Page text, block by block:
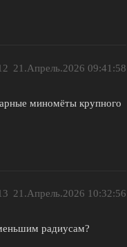
21.Апрель.2026 09:41:58
миномёты крупного
21.Апрель.2026 10:32:56
радиусам?